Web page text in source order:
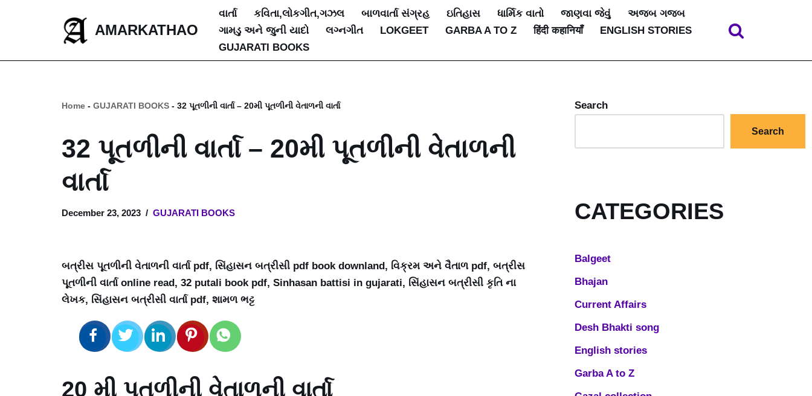
AMARKATHAO
વાર્તા કવિતા,લોકગીત,ગઝલ બાળવાર્તા સંગ્રહ ઇતિહાસ ધાર્મિક વાતો જાણવા જેવું
અજબ ગજબ
ગામડુ અને જુની યાદો
લગ્નગીત LOKGEET GARBA A TO Z हिंदी कहानियाँ
ENGLISH STORIES
GUJARATI BOOKS
Home - GUJARATI BOOKS - 32 પૂતળીની વાર્તા – 20મી પૂતળીની વેતાળની વાર્તા
32 પૂતળીની વાર્તા – 20મી પૂતળીની વેતાળની
વાર્તા
December 23, 2023 GUJARATI BOOKS
બત્રીસ પૂતળીની વેતાળની વાર્તા pdf, સિંહાસન બત્રીસી pdf book downland, વિક્રમ અને વૈતાળ pdf, બત્રીસ
પૂતળીની વાર્તા online read, 32 putali book pdf, Sinhasan battisi in gujarati, સિંહાસન બત્રીસી કૃતિ ના
લેખક, સિંહાસન બત્રીસી વાર્તા pdf, શામળ ભટ્ટ
20 મી પૂતળીની વેતાળની વાર્તા
Search
Search
CATEGORIES
Balgeet
Bhajan
Current Affairs
Desh Bhakti song
English stories
Garba A to Z